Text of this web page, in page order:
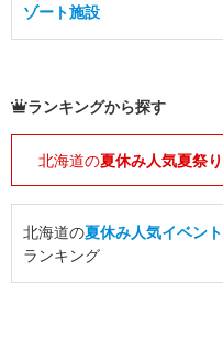
ゾート施設
ランキングから探す
北海道の夏休み人気夏祭り
北海道の夏休み人気イベント
ランキング